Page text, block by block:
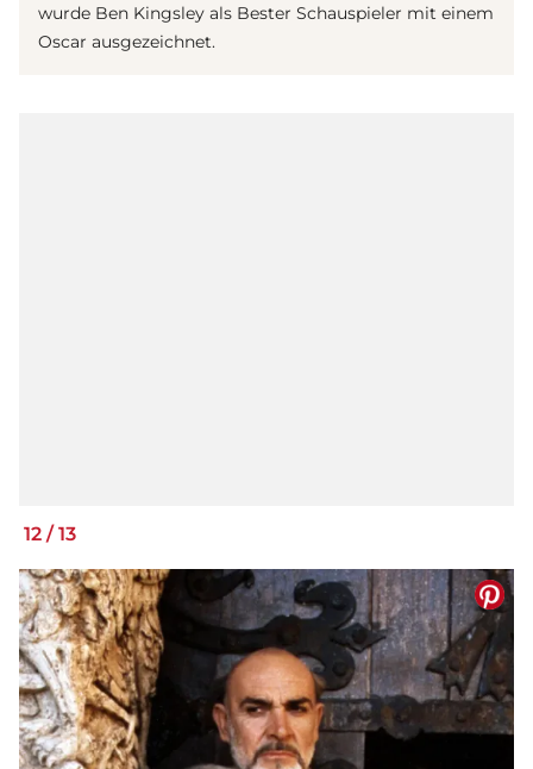
wurde Ben Kingsley als Bester Schauspieler mit einem
Oscar ausgezeichnet.
12 /13